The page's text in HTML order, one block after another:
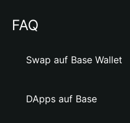
FAQ
Swap auf Base Wallet
DApps auf Base